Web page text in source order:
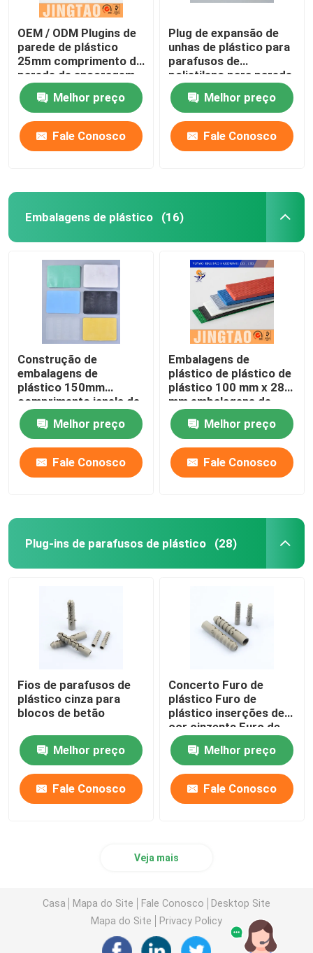
OEM / ODM Plugins de
parede de plástico
25mm comprimento de
parede de ancoragem
de PE material
Melhor preço
Fale Conosco
Plug de expansão de
unhas de plástico para
parafusos de
polietileno para parede
Melhor preço
Fale Conosco
Embalagens de plástico (16)
Construção de
embalagens de
plástico 150mm
comprimento janela de
embalagem Shims
material PPMelhor preço
Fale Conosco
Embalagens de
plástico de plástico de
plástico 100 mm x 28
mm embalagens de
molduras de janela de
plásticoMelhor preço
Fale Conosco
Plug-ins de parafusos de plástico (28)
Fios de parafusos de
plástico cinza para
blocos de betão
Melhor preço
Fale Conosco
Concerto Furo de
plástico Furo de
plástico inserções de
cor cinzenta Furo de
plástico 6mm de
diâmetroMelhor preço
Fale Conosco
Veja mais
Casa Mapa do Site Fale Conosco
Desktop Site
Mapa do Site
Privacy Policy